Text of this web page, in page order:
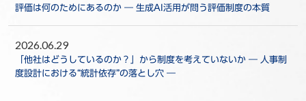
評価は何のためにあるのか ― 生成AI活用が問う評価制度の本質
2026.06.29
「他社はどうしているのか？」から制度を考えていないか ― 人事制
度設計における“統計依存”の落とし穴 ―